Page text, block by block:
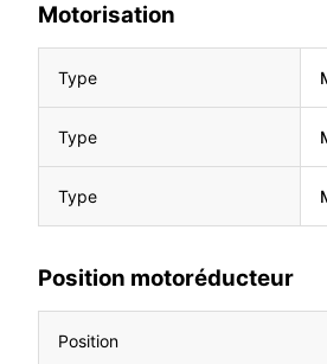
Motorisation
Type
Type
Type
Position motoréducteur
Position